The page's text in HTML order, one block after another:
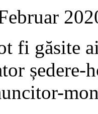
fi găsite